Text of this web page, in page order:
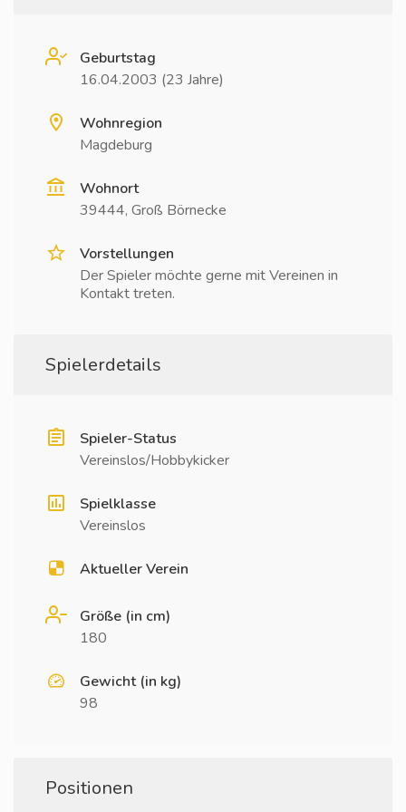
Geburtstag
16.04.2003 (23 Jahre)
Wohnregion
Magdeburg
Wohnort
39444, Groß Börnecke
Vorstellungen
Der Spieler möchte gerne mit Vereinen in
Kontakt treten.
Spielerdetails
Spieler-Status
Vereinslos/Hobbykicker
Spielklasse
Vereinslos
Aktueller Verein
Größe (in cm)
180
Gewicht (in kg)
98
Positionen